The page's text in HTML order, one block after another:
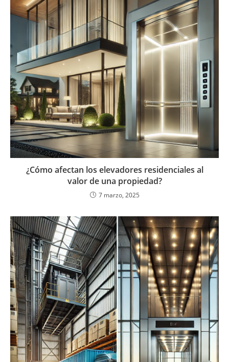
¿Cómo afectan los elevadores residenciales al
valor de una propiedad?
7 marzo, 2025